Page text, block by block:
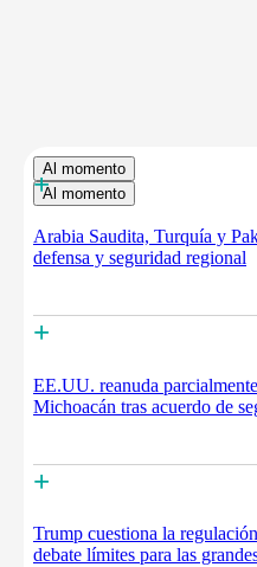
Al momento
Al momento
+
Arabia Saudita, Turquía y
defensa y seguridad regional
+
EE.UU. reanuda
Michoacán tras acuerdo de
+
Trump cuestiona la
debate límites para las